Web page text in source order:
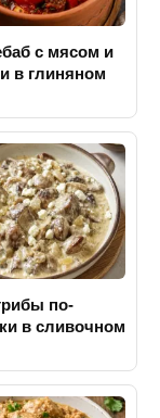
с мясом и
в глиняном
по-
в сливочном